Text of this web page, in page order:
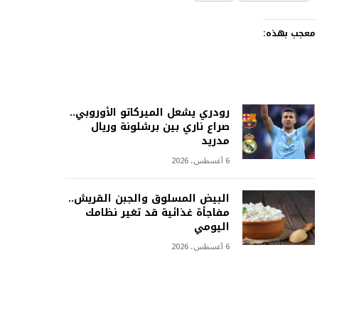
معجب بهذه:
رودري يشعل الميركاتو الأوروبي..
صراع ناري بين برشلونة وريال
مدريد
6 أغسطس، 2026
البيض المسلوق والجبن القريش..
مفاجأة غذائية قد تغير نظامك
اليومي
6 أغسطس، 2026